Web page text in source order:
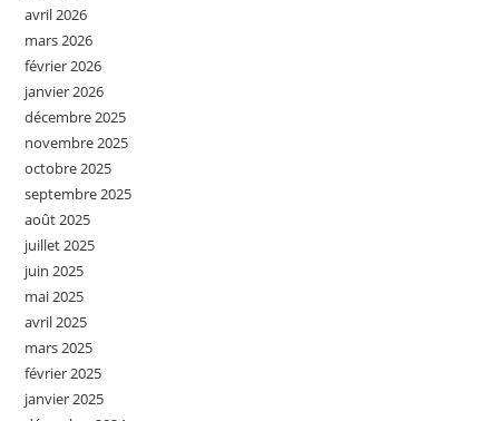
avril 2026
mars 2026
février 2026
janvier 2026
décembre 2025
novembre 2025
octobre 2025
septembre 2025
août 2025
juillet 2025
juin 2025
mai 2025
avril 2025
mars 2025
février 2025
janvier 2025